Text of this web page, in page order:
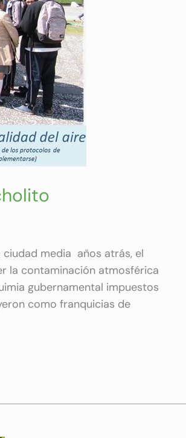
media años atrás, el
la contaminación atmosférica
gubernamental impuestos
como franquicias de